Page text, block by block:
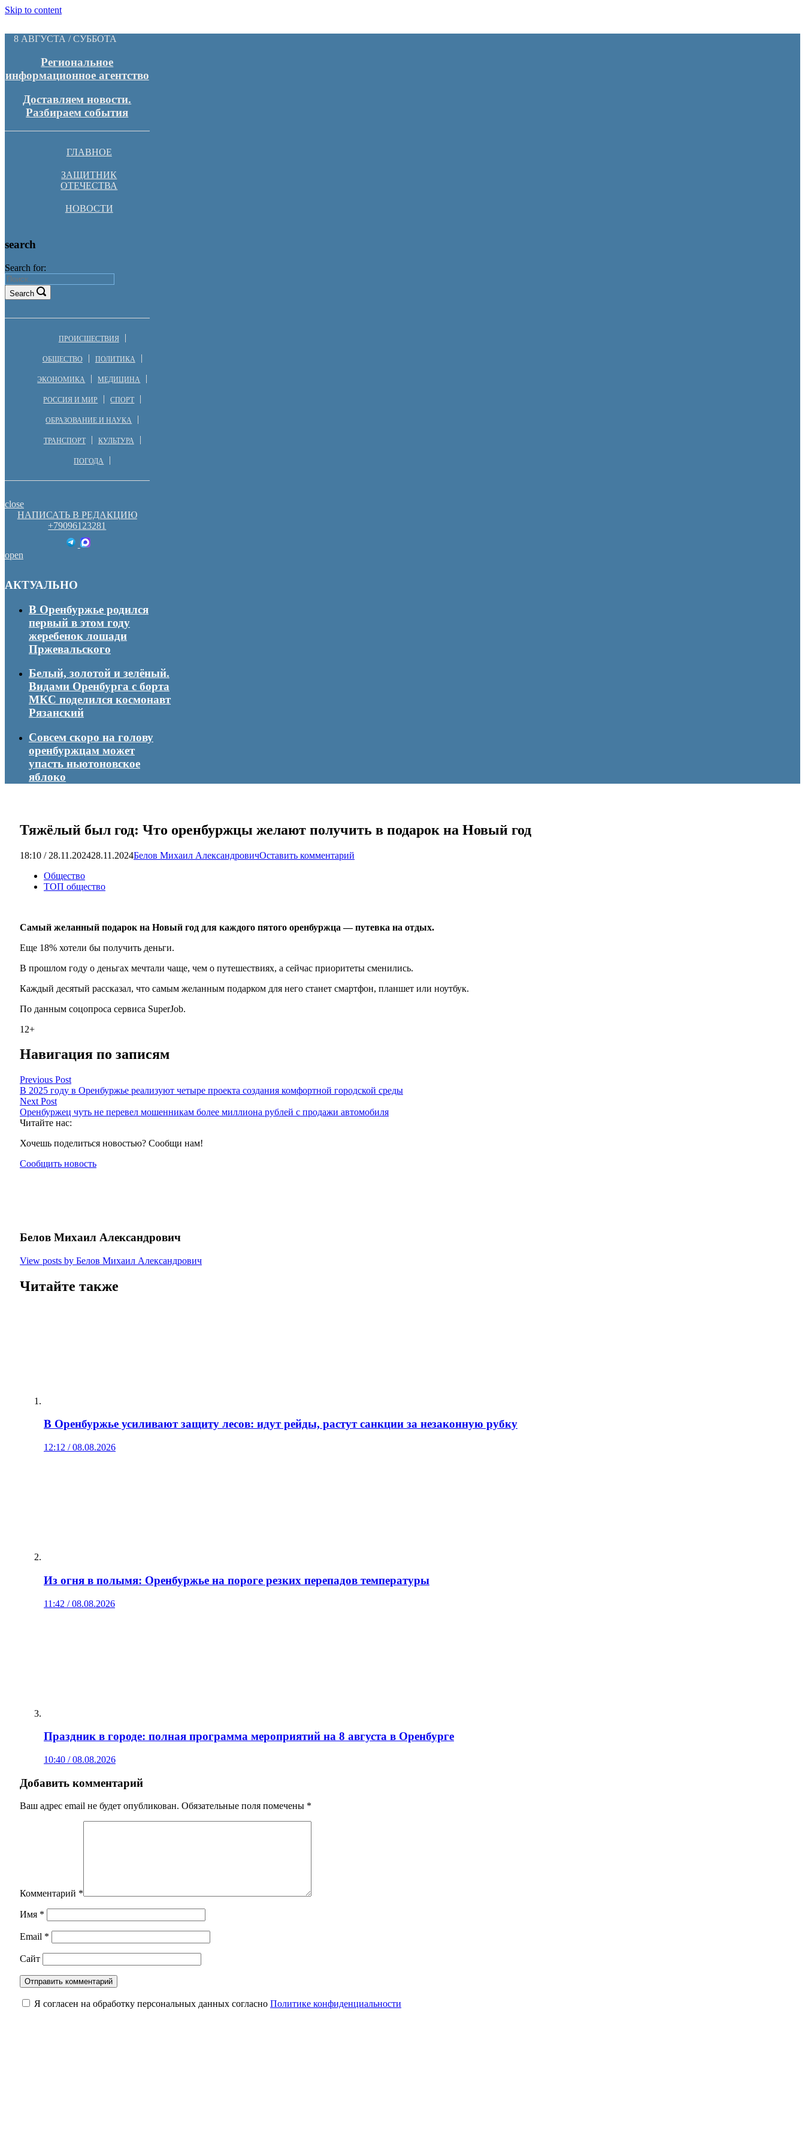
Skip to content
8 АВГУСТА / СУББОТА
Региональное
информационное агентство
Доставляем новости.
Разбираем события
ГЛАВНОЕ
ЗАЩИТНИК
ОТЕЧЕСТВА
НОВОСТИ
search
Search for:
Search
ПРОИСШЕСТВИЯ
ОБЩЕСТВО ПОЛИТИКА
ЭКОНОМИКА МЕДИЦИНА
РОССИЯ И МИР СПОРТ
ОБРАЗОВАНИЕ И НАУКА
ТРАНСПОРТ КУЛЬТУРА
ПОГОДА
close
НАПИСАТЬ В РЕДАКЦИЮ
+79096123281
open
АКТУАЛЬНО
В Оренбуржье родился
первый в этом году
жеребенок лошади
Пржевальского
Белый, золотой и зелёный.
Видами Оренбурга с борта
МКС поделился космонавт
Рязанский
Совсем скоро на голову
оренбуржцам может
упасть ньютоновское
яблоко
Тяжёлый был год: Что оренбуржцы желают получить в подарок на Новый год
18:10 / 28.11.202428.11.2024Белов Михаил АлександровичОставить комментарий
Общество
ТОП общество
Самый желанный подарок на Новый год для каждого пятого оренбуржца — путевка на отдых.
Еще 18% хотели бы получить деньги.
В прошлом году о деньгах мечтали чаще, чем о путешествиях, а сейчас приоритеты сменились.
Каждый десятый рассказал, что самым желанным подарком для него станет смартфон, планшет или ноутбук.
По данным соцопроса сервиса SuperJob.
12+
Навигация по записям
Previous Post
В 2025 году в Оренбуржье реализуют четыре проекта создания комфортной городской среды
Next Post
Оренбуржец чуть не перевел мошенникам более миллиона рублей с продажи автомобиля
Читайте нас:
Хочешь поделиться новостью? Сообщи нам!
Сообщить новость
Белов Михаил Александрович
View posts by Белов Михаил Александрович
Читайте также
В Оренбуржье усиливают защиту лесов: идут рейды, растут санкции за незаконную рубку
12:12 / 08.08.2026
Из огня в полымя: Оренбуржье на пороге резких перепадов температуры
11:42 / 08.08.2026
Праздник в городе: полная программа мероприятий на 8 августа в Оренбурге
10:40 / 08.08.2026
Добавить комментарий
Ваш адрес email не будет опубликован. Обязательные поля помечены *
Комментарий *
Имя *
Email *
Сайт
Я согласен на обработку персональных данных согласно Политике конфиденциальности